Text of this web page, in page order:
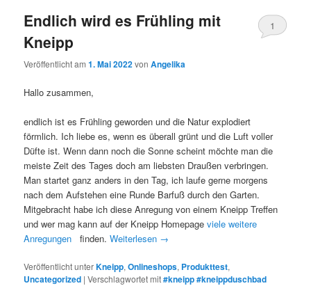
Endlich wird es Frühling mit
Kneipp
Veröffentlicht am1. Mai 2022vonAngelika
1
Hallo zusammen,
endlich ist es Frühling geworden und die Natur explodiert
förmlich. Ich liebe es, wenn es überall grünt und die Luft voller
Düfte ist. Wenn dann noch die Sonne scheint möchte man die
meiste Zeit des Tages doch am liebsten Draußen verbringen.
Man startet ganz anders in den Tag, ich laufe gerne morgens
nach dem Aufstehen eine Runde Barfuß durch den Garten.
Mitgebracht habe ich diese Anregung von einem Kneipp Treffen
und wer mag kann auf der Kneipp Homepageviele weitere
Anregungen
finden.Weiterlesen →
Veröffentlicht unterKneipp,Onlineshops, Produkttest,
Uncategorized |Verschlagwortet mit#kneipp #kneippduschbad